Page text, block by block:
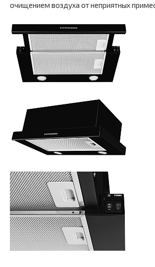
очищением воздуха от неприятных